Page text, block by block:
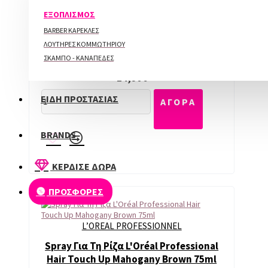
ΕΞΟΠΛΙΣΜΟΣ
BARBER ΚΑΡΕΚΛΕΣ
ΛΟΥΤΗΡΕΣ ΚΟΜΜΩΤΗΡΙΟΥ
ΣΚΑΜΠΟ - ΚΑΝΑΠΕΔΕΣ
ΕΙΔΗ ΠΡΟΣΤΑΣΙΑΣ
BRANDS
ΚΕΡΔΙΣΕ ΔΩΡΑ
ΠΡΟΣΦΟΡΕΣ
Instant Retouch Hair Growth Blonde
12GR (H645)
14,90€
ΑΓΟΡΑ
L’OREAL PROFESSIONNEL
Spray Για Τη Ρίζα L'Oréal Professional
Hair Touch Up Mahogany Brown 75ml